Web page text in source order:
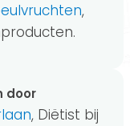
,
door
, Diëtist bij